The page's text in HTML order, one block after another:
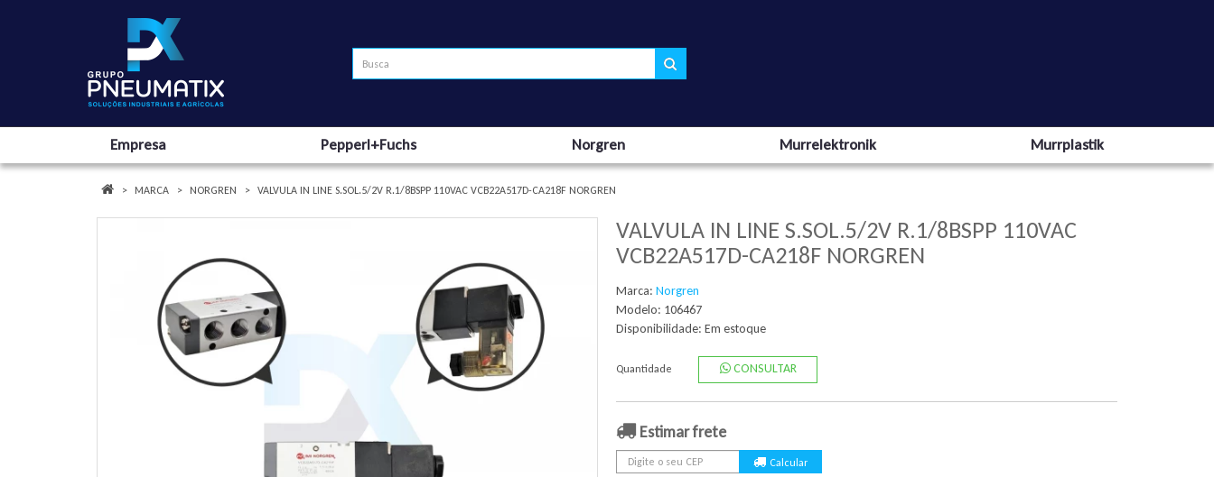
Empresa Pepperl+Fuchs Norgren Murrelektronik Murrplastik
MARCA NORGREN VALVULA IN LINE S.SOL.5/2V R.1/8BSPP 110VAC VCB22A517D-CA218F NORGREN
VALVULA IN LINE S.SOL.5/2V R.1/8BSPP 110VAC
VCB22A517D-CA218F NORGREN
Marca: Norgren
Modelo: 106467
Disponibilidade: Em estoque
Quantidade CONSULTAR
Estimar frete